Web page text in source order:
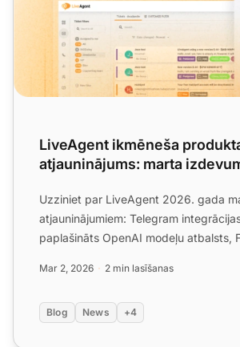
LiveAgent ikmēneša
atjauninājums: marta
Uzziniet par LiveAgent 2026. gada
atjauninājumiem: Telegram
paplašināts OpenAI modeļu atbalsts,
Mar 2, 2026 2 min lasīšanas
Blog News +4